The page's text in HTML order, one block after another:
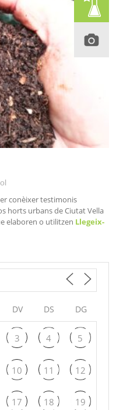
conèixer testimonis
horts urbans de Ciutat Vella
elaboren o utilitzen Llegeix-
DV DS DG
3 4 5
10 11 12
17 18 19